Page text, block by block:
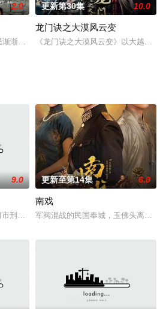
2.0
渐从十年动乱的灾难中复苏，正开始展望
更新第30集 10.0
龙门诀之大漠风云变
《龙门诀之大漠风云变》以大越国
9.0
刑侦支队在无普及监控、无DNA鉴定技术
更新至第14集 6.0
南戏
军阀混战的民国奉城，玉佛头离奇